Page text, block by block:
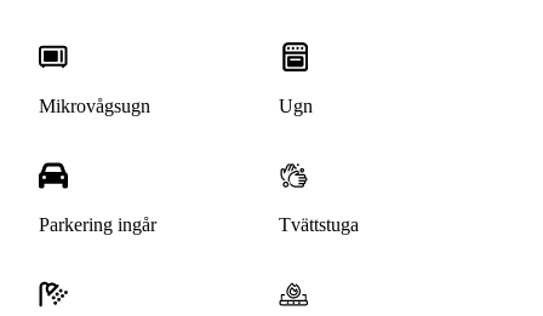
Mikrovågsugn Ugn
Parkering ingår Tvättstuga